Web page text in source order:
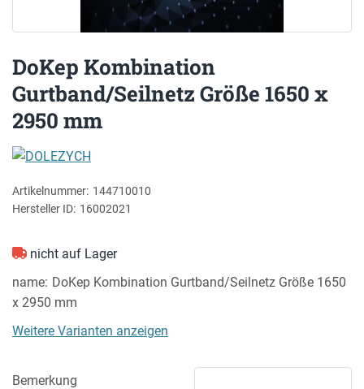
DoKep Kombination
Gurtband/Seilnetz Größe 1650 x
2950 mm
Artikelnummer: 144710010
Hersteller ID: 16002021
nicht auf Lager
name DoKep Kombination Gurtband/Seilnetz Größe 1650
x 2950 mm
Weitere Varianten anzeigen
Bemerkung